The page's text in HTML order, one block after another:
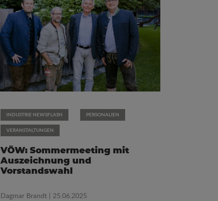
INDUSTRIE NEWSFLASH PERSONALIEN
VERANSTALTUNGEN
VÖW: Sommermeeting mit
Auszeichnung und
Vorstandswahl
Dagmar Brandt | 25.06.2025